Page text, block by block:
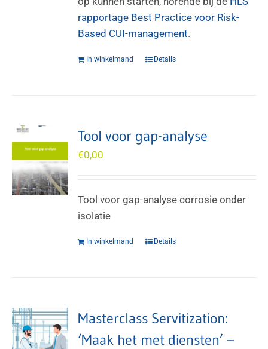
rapportage Best Practice voor Risk-
Based CUI-management.
In winkelmand Details
Tool voor gap-analyse
€0,00
Tool voor gap-analyse corrosie onder
isolatie
In winkelmand Details
Masterclass Servitization:
‘Maak het met diensten’ –